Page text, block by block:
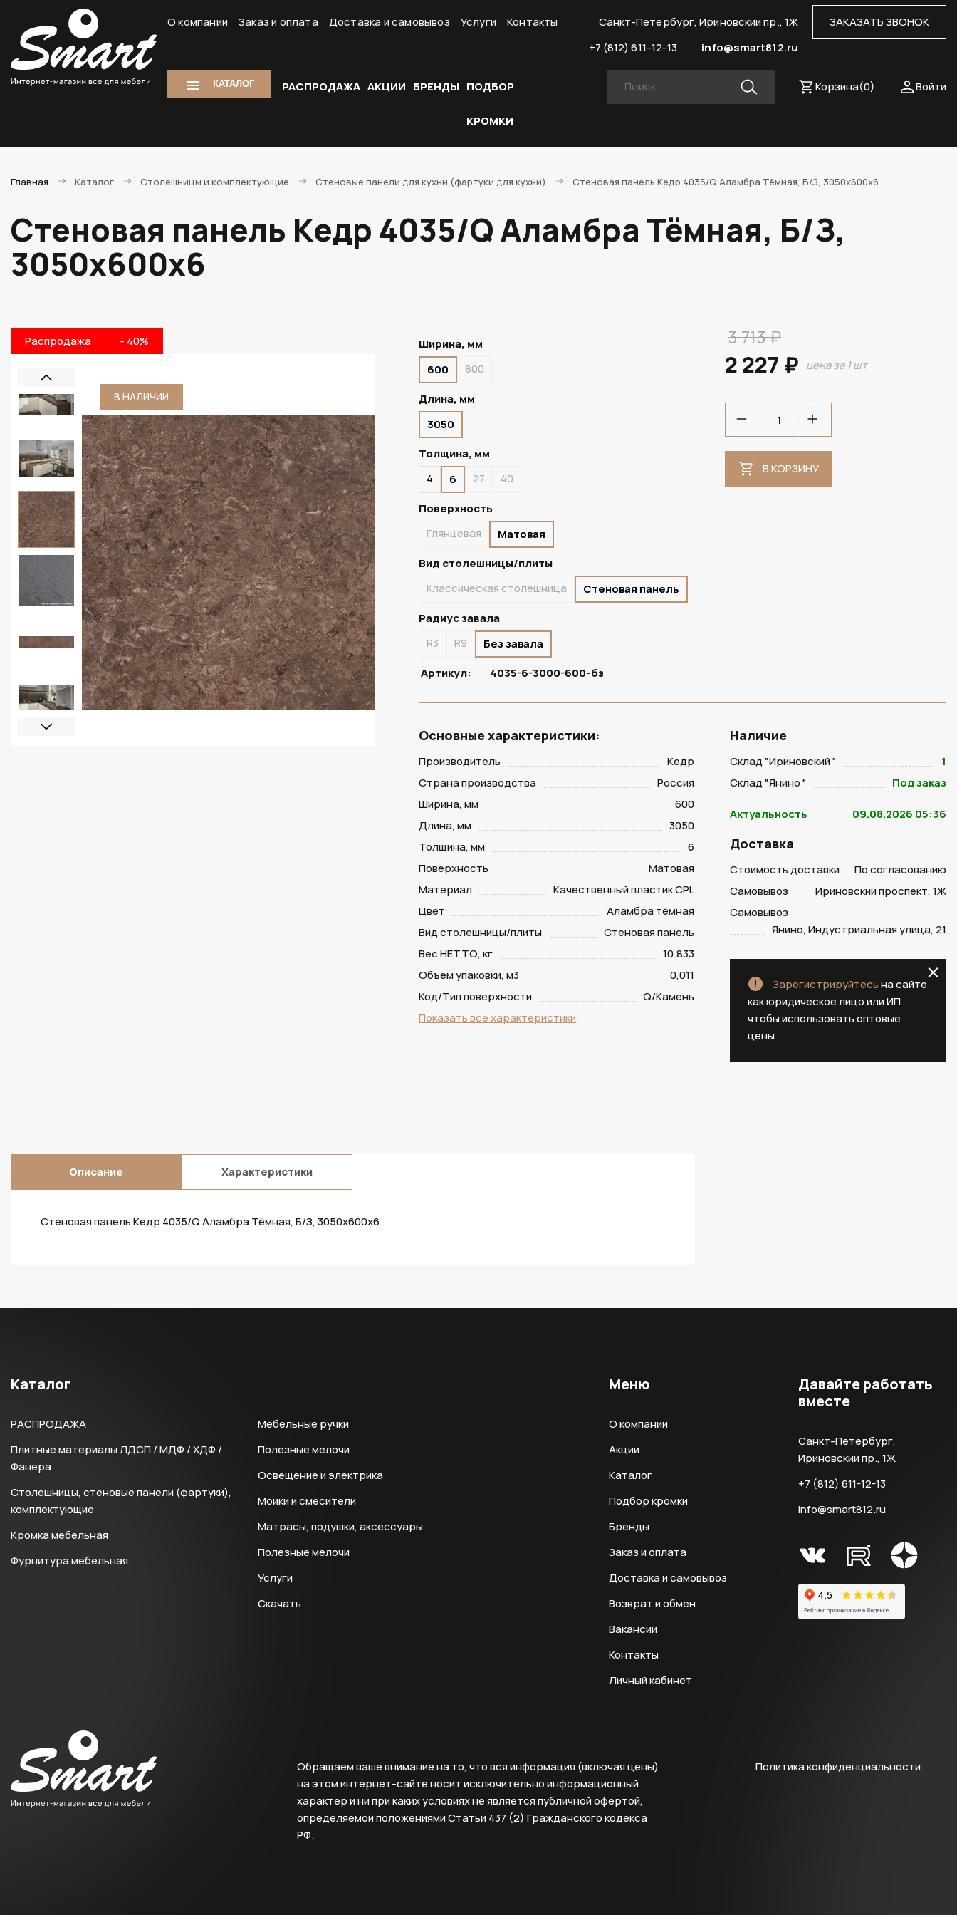
О компании Заказ и оплата Доставка и самовывоз Услуги Контакты ЗАКАЗАТЬ ЗВОНОК
Санкт-Петербург, Ириновский пр., 1Ж
info@smart812.ru
+7 (812) 611-12-13
КАТАЛОГ РАСПРОДАЖА АКЦИИ БРЕНДЫ ПОДБОР
КРОМКИ
Войти
Корзина(0)
Главная Каталог Столешницы и комплектующие Стеновые панели для кухни (фартуки для кухни) Стеновая панель Кедр 4035/Q Аламбра Тёмная, Б/З, 3050х600х6
Стеновая панель Кедр 4035/Q Аламбра Тёмная, Б/З,
3050х600х6
Распродажа - 40%
В НАЛИЧИИ В НАЛИЧИИ
Ширина, мм
600
800
Длина, мм
3050
Толщина, мм
4
6 27
40
Поверхность
Глянцевая
Матовая
Вид столешницы/плиты
Классическая столешница
Стеновая панель
Радиус завала
R3
R9
Без завала
Артикул:
4035-6-3000-600-бз
3 713 ₽
2 227 ₽ цена за 1 шт
В КОРЗИНУ
Основные характеристики:
Производитель
Кедр
Страна производства
Россия
Ширина, мм
600
Длина, мм
3050
Толщина, мм
6
Поверхность
Матовая
Материал
Качественный пластик CPL
Цвет
Аламбра тёмная
Вид столешницы/плиты
Стеновая панель
Вес НЕТТО, кг
10.833
Объем упаковки, м3
0,011
Код/Тип поверхности
Q/Камень
Показать все характеристики
Наличие
Склад "Ириновский "
1
Склад "Янино "
Под заказ
Актуальность 09.08.2026 05:36
Доставка
Стоимость доставки
По согласованию
Самовывоз
Ириновский проспект, 1Ж
Самовывоз
Янино, Индустриальная улица, 21
Зарегистрируйтесьна сайте
как юридическое лицо или ИП
чтобы использовать оптовые
цены
Описание Характеристики
Стеновая панель Кедр 4035/Q Аламбра Тёмная, Б/З, 3050х600х6
Каталог
РАСПРОДАЖА
Плитные материалы ЛДСП / МДФ / ХДФ /
Фанера
Столешницы, стеновые панели (фартуки),
комплектующие
Кромка мебельная
Фурнитура мебельная
Мебельные ручки
Полезные мелочи
Освещение и электрика
Мойки и смесители
Матрасы, подушки, аксессуары
Полезные мелочи
Услуги
Скачать
Меню
О компании
Акции
Каталог
Подбор кромки
Бренды
Заказ и оплата
Доставка и самовывоз
Возврат и обмен
Вакансии
Контакты
Личный кабинет
Давайте работать
вместе
Санкт-Петербург,
Ириновский пр., 1Ж
+7 (812) 611-12-13
info@smart812.ru
Политика конфиденциальности
Обращаем ваше внимание на то, что вся информация (включая цены)
на этом интернет-сайте носит исключительно информационный
характер и ни при каких условиях не является публичной офертой,
определяемой положениями Статьи 437 (2) Гражданского кодекса
РФ.